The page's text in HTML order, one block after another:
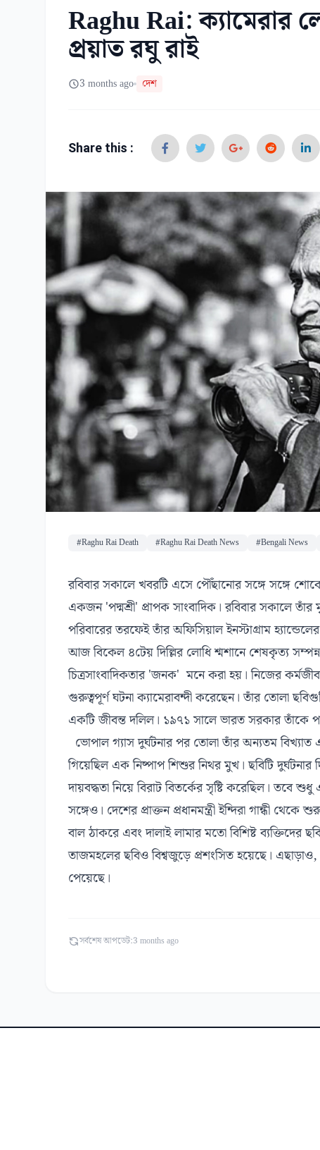
Raghu Rai: ক্যামেরার
প্রয়াত রঘু রাই
3 months ago দেশ
Share this :
#Raghu Rai Death #Raghu Rai Death News #Bengali News
রবিবার সকালে খবরটি এসে পৌঁছানোর সঙ্গে সঙ্গে
একজন 'পদ্মশ্রী' প্রাপক সাংবাদিক। রবিবার সকালে তাঁর
পরিবারের তরফেই তাঁর অফিসিয়াল ইনস্টাগ্রাম
আজ বিকেল ৪টেয় দিল্লির লোধি শ্মশানে শেষকৃত্য
চিত্রসাংবাদিকতার 'জনক' মনে করা হয়। নিজের
গুরুত্বপূর্ণ ঘটনা ক্যামেরাবন্দী করেছেন। তাঁর তোলা
একটি জীবন্ত দলিল। ১৯৭১ সালে ভারত সরকার তাঁকে
ভোপাল গ্যাস দুর্ঘটনার পর তোলা তাঁর অন্যতম
গিয়েছিল এক নিষ্পাপ শিশুর নিথর মুখ। ছবিটি
দায়বদ্ধতা নিয়ে বিরাট বিতর্কের সৃষ্টি করেছিল। তবে
সঙ্গেও। দেশের প্রাক্তন প্রধানমন্ত্রী ইন্দিরা গান্ধী
বাল ঠাকরে এবং দালাই লামার মতো বিশিষ্ট
তাজমহলের ছবিও বিশ্বজুড়ে প্রশংসিত হয়েছে।
পেয়েছে।
সর্বশেষ আপডেট:3 months ago